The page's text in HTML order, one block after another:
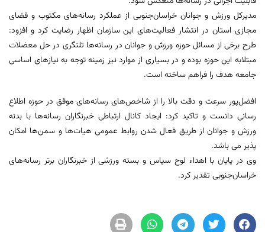
مدیرکل ورزش و جوانان خراسان‌جنوبی از عملکرد رسانه‌های مکتوب و فضای
مجازی استان در انتشار فعالیت‌های این سازمان اظهار رضایت کرد و افزود:
طرح برخی از مسائل حوزه ورزش و جوانان در رسانه‌ها تلنگری در حل معضلات
مبتلابه این حوزه بوده و در بسیاری از موارد نیز زمینه توجه به نیازهای اساسی
جامعه هدف را فراهم ساخته است.
افضل‌پور سرعت و دقت بالا را از شاخص‌های رسانه‌های موفق در حوزه اطلاع
رسانی دانست و تاکید کرد: ایجاد کانال ارتباطی خبرنگاران رسانه‌ها با بدنه
ورزش و جوانان از طریق فعال شدن روابط عمومی هیات‌ها و سمن‌ها امکان
پذیر می باشد.
وی در پایان با اهداء لوح سپاس و بسته ورزشی از خبرنگاران برتر رسانه‌های
خراسان‌جنوبی تقدیر کرد.